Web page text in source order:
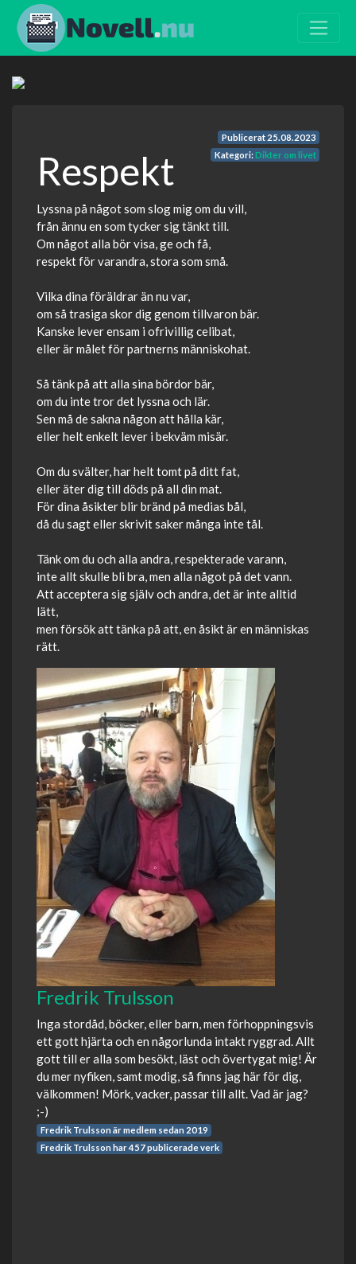
Publicerat 25.08.2023
Kategori:Dikter om livet
Respekt
Lyssna på något som slog mig om du vill,
från ännu en som tycker sig tänkt till.
Om något alla bör visa, ge och få,
respekt för varandra, stora som små.
Vilka dina föräldrar än nu var,
om så trasiga skor dig genom tillvaron bär.
Kanske lever ensam i ofrivillig celibat,
eller är målet för partnerns människohat.
Så tänk på att alla sina bördor bär,
om du inte tror det lyssna och lär.
Sen må de sakna någon att hålla kär,
eller helt enkelt lever i bekväm misär.
Om du svälter, har helt tomt på ditt fat,
eller äter dig till döds på all din mat.
För dina åsikter blir bränd på medias bål,
då du sagt eller skrivit saker många inte tål.
Tänk om du och alla andra, respekterade varann,
inte allt skulle bli bra, men alla något på det vann.
Att acceptera sig själv och andra, det är inte alltid
lätt,
men försök att tänka på att, en åsikt är en människas
rätt.
Fredrik Trulsson
Inga stordåd, böcker, eller barn, men förhoppningsvis
ett gott hjärta och en någorlunda intakt ryggrad. Allt
gott till er alla som besökt, läst och övertygat mig! Är
du mer nyfiken, samt modig, så finns jag här för dig,
välkommen! Mörk, vacker, passar till allt. Vad är jag?
;-)
Fredrik Trulsson är medlem sedan 2019
Fredrik Trulsson har 457 publicerade verk